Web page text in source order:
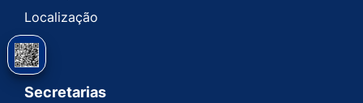
Localização
Secretarias